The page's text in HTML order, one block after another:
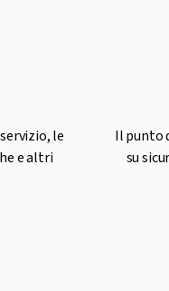
le
e altri
Il punto
su